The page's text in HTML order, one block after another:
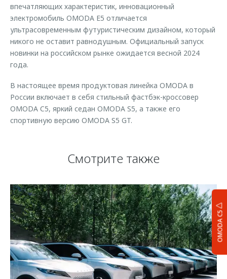
OMODA C5
впечатляющих характеристик, инновационный
электромобиль OMODA E5 отличается
ультрасовременным футуристическим дизайном, который
никого не оставит равнодушным. Официальный запуск
новинки на российском рынке ожидается весной 2024
года.
В настоящее время продуктовая линейка OMODA в
России включает в себя стильный фастбэк-кроссовер
OMODA C5, яркий седан OMODA S5, а также его
спортивную версию OMODA S5 GT.
Смотрите также